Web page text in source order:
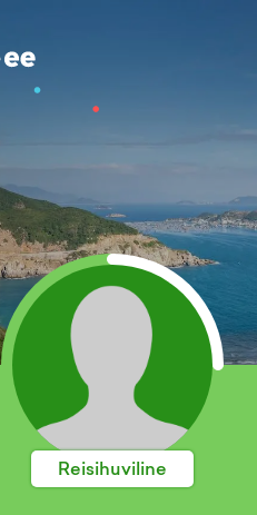
Reisihuviline